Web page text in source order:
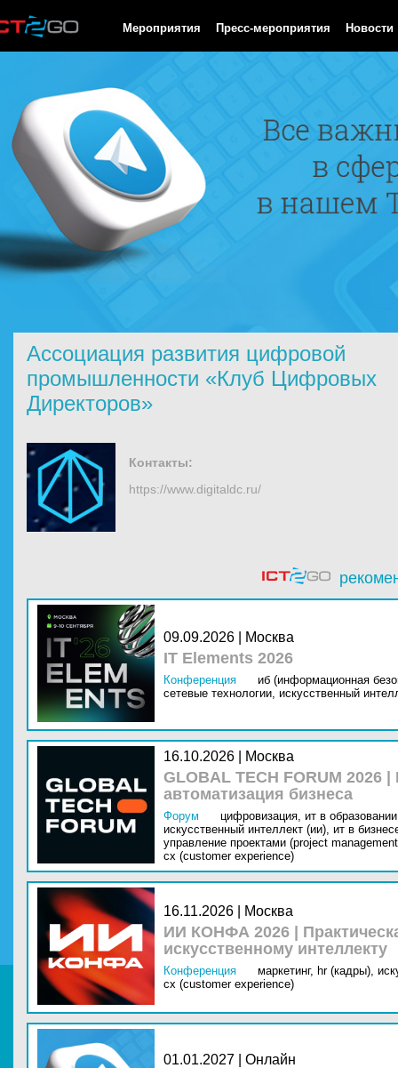
Мероприятия Пресс-мероприятия Новости
Ассоциация развития цифровой
промышленности «Клуб Цифровых
Директоров»
Контакты:
https://www.digitaldc.ru/
09.09.2026 | Москва
IT Elements 2026
Конференция
иб (информационная
сетевые технологии, искусственный
16.10.2026 | Москва
GLOBAL TECH FORUM
автоматизация бизнеса
Форум цифровизация, ит в
искусственный интеллект (ии), ит в
управление проектами (project
cx (customer experience)
16.11.2026 | Москва
ИИ КОНФА 2026 |
искусственному интеллекту
Конференция маркетинг, hr (кадры),
cx (customer experience)
01.01.2027 | Онлайн